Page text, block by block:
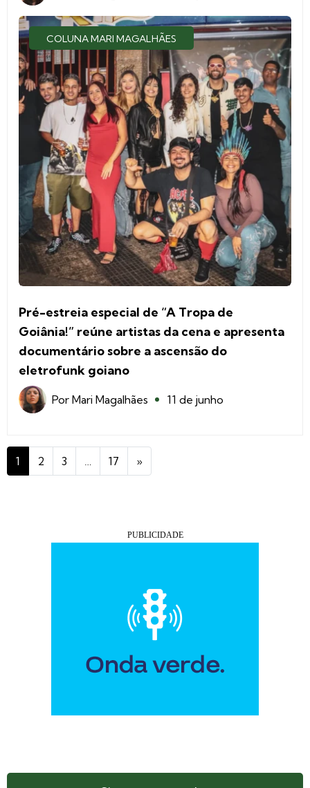
COLUNA MARI MAGALHÃES
Pré-estreia especial de “A Tropa de
Goiânia!” reúne artistas da cena e apresenta
documentário sobre a ascensão do
eletrofunk goiano
Por Mari Magalhães 11 de junho
1 2 3 … 17 »